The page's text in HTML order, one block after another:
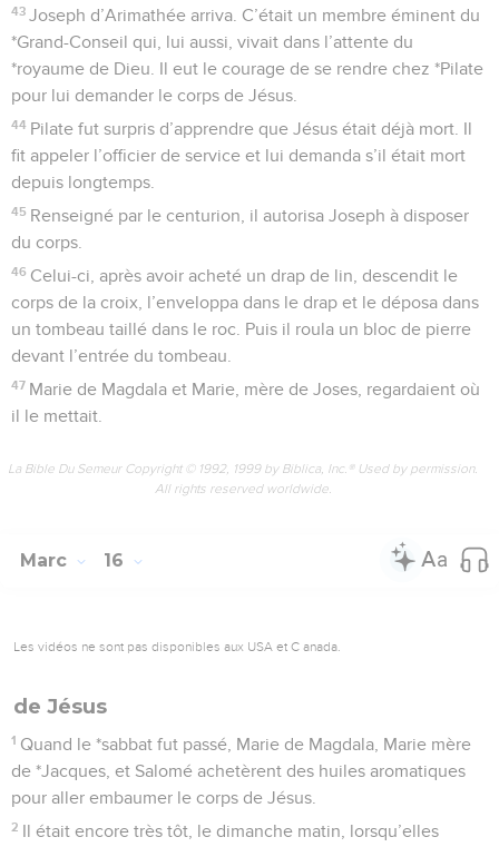
43 Joseph d’Arimathée arriva. C’était un membre éminent du
*Grand-Conseil qui, lui aussi, vivait dans l’attente du
*royaume de Dieu. Il eut le courage de se rendre chez *Pilate
pour lui demander le corps de Jésus.
44 Pilate fut surpris d’apprendre que Jésus était déjà mort. Il
fit appeler l’officier de service et lui demanda s’il était mort
depuis longtemps.
45 Renseigné par le centurion, il autorisa Joseph à disposer
du corps.
46 Celui-ci, après avoir acheté un drap de lin, descendit le
corps de la croix, l’enveloppa dans le drap et le déposa dans
un tombeau taillé dans le roc. Puis il roula un bloc de pierre
devant l’entrée du tombeau.
47 Marie de Magdala et Marie, mère de Joses, regardaient où
il le mettait.
La Bible Du Semeur Copyright © 1992, 1999 by Biblica, Inc.® Used by permission.
All rights reserved worldwide.
Marc 16
Les vidéos ne sont pas disponibles aux USA et C anada.
de Jésus
1 Quand le *sabbat fut passé, Marie de Magdala, Marie mère
de *Jacques, et Salomé achetèrent des huiles aromatiques
pour aller embaumer le corps de Jésus.
2 Il était encore très tôt, le dimanche matin, lorsqu’elles